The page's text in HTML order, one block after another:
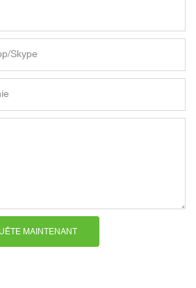
Skype
MAINTENANT